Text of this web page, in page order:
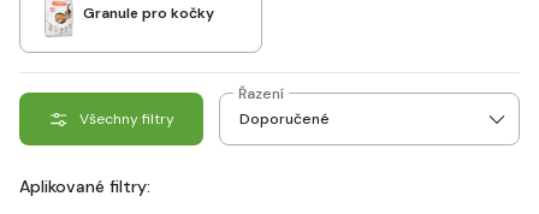
Granule pro kočky
Všechny filtry
Řazení
Aplikované filtry: